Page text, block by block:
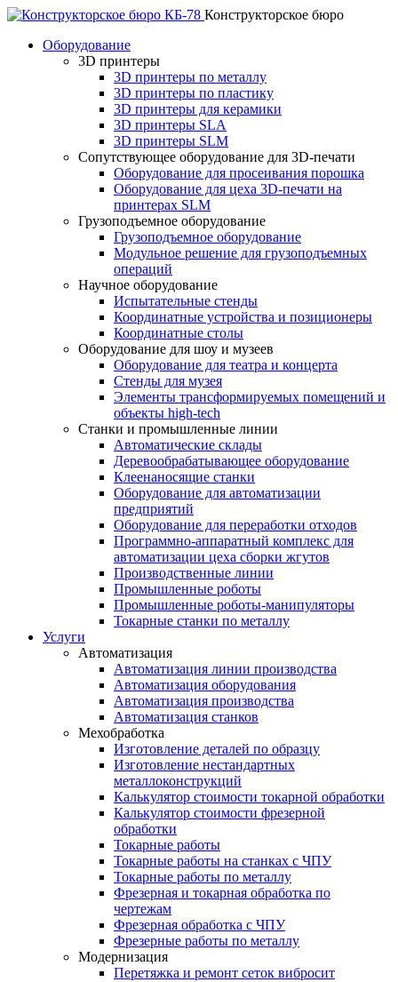
Конструкторское бюро
Оборудование
3D принтеры
3D принтеры по металлу
3D принтеры по пластику
3D принтеры для керамики
3D принтеры SLA
3D принтеры SLM
Сопутствующее оборудование для 3D-печати
Оборудование для просеивания порошка
Оборудование для цеха 3D-печати на
принтерах SLM
Грузоподъемное оборудование
Грузоподъемное оборудование
Модульное решение для грузоподъемных
операций
Научное оборудование
Испытательные стенды
Координатные устройства и позиционеры
Координатные столы
Оборудование для шоу и музеев
Оборудование для театра и концерта
Стенды для музея
Элементы трансформируемых помещений и
объекты high-tech
Станки и промышленные линии
Автоматические склады
Деревообрабатывающее оборудование
Клеенаносящие станки
Оборудование для автоматизации
предприятий
Оборудование для переработки отходов
Программно-аппаратный комплекс для
автоматизации цеха сборки жгутов
Производственные линии
Промышленные роботы
Промышленные роботы-манипуляторы
Токарные станки по металлу
Услуги
Автоматизация
Автоматизация линии производства
Автоматизация оборудования
Автоматизация производства
Автоматизация станков
Мехобработка
Изготовление деталей по образцу
Изготовление нестандартных
металлоконструкций
Калькулятор стоимости токарной обработки
Калькулятор стоимости фрезерной
обработки
Токарные работы
Токарные работы на станках с ЧПУ
Токарные работы по металлу
Фрезерная и токарная обработка по
чертежам
Фрезерная обработка с ЧПУ
Фрезерные работы по металлу
Модернизация
Перетяжка и ремонт сеток вибросит